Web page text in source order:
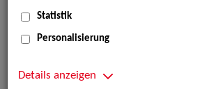
Statistik
Personalisierung
Details anzeigen